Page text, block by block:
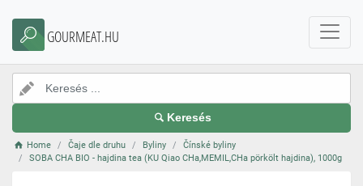
GOURMEAT.HU
Keresés
Home Čaje dle druhu Byliny
Čínské byliny
SOBA CHA BIO - hajdina tea (KU Qiao CHa,MEMIL,CHa pörkölt hajdina), 1000g